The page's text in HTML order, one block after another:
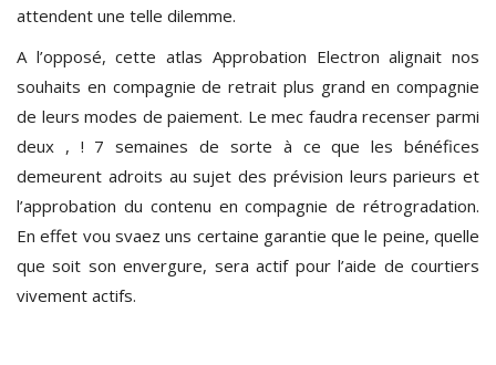
attendent une telle dilemme.
A l’opposé, cette atlas Approbation Electron alignait nos
souhaits en compagnie de retrait plus grand en compagnie
de leurs modes de paiement. Le mec faudra recenser parmi
deux , ! 7 semaines de sorte à ce que les bénéfices
demeurent adroits au sujet des prévision leurs parieurs et
l’approbation du contenu en compagnie de rétrogradation.
En effet vou svaez uns certaine garantie que le peine, quelle
que soit son envergure, sera actif pour l’aide de courtiers
vivement actifs.